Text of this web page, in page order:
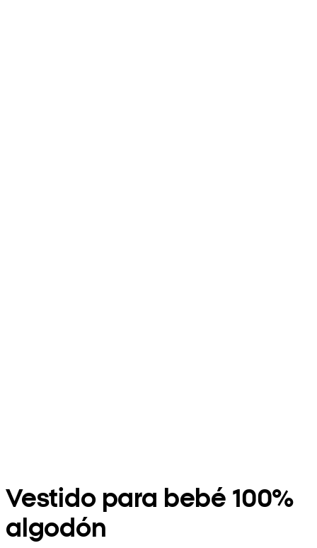
Vestido para bebé 100%
algodón